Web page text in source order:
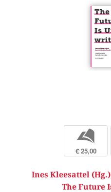
b
€ 25,00
Ines Kleesattel (Hg.)
The Future